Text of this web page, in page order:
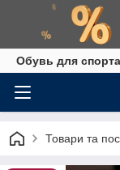
Обувь для
Товари та